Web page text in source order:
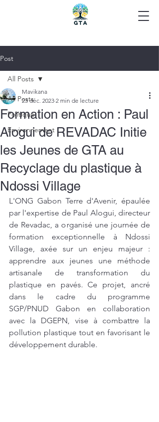
Post
All Posts
Politique
Environnement
All Posts
Formation en Action : Paul
Alogui de REVADAC Initie
les Jeunes de GTA au
Recyclage du plastique à
Ndossi Village
Mavikana
23 déc. 2023 2 min de lecture
L'ONG Gabon Terre d'Avenir, épaulée
par l'expertise de Paul Alogui, directeur
de Revadac, a organisé une journée de
formation exceptionnelle à Ndossi
Village, axée sur un enjeu majeur :
apprendre aux jeunes une méthode
artisanale de transformation du
plastique en pavés. Ce projet, ancré
dans le cadre du programme
SGP/PNUD Gabon en collaboration
avec la DGEPN, vise à combattre la
pollution plastique tout en favorisant le
développement durable.